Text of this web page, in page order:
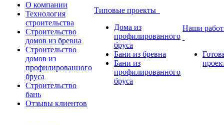
О компании
Технология
строительства
Строительство
домов из бревна
Строительство
домов из
профилированного
бруса
Строительство
бань
Отзывы клиентов
Типовые проекты
Дома из
профилированного
бруса
Бани из бревна
Бани из
профилированного
бруса
Наши